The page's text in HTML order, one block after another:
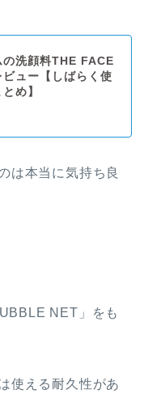
の洗顔料THE FACE
ュー【しばらく使
め】
は本当に気持ち良
NET」をも
使える耐久性があ